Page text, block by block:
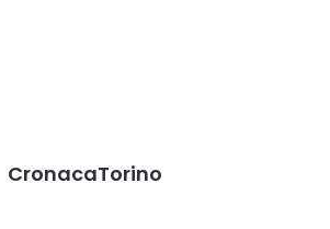
CronacaTorino